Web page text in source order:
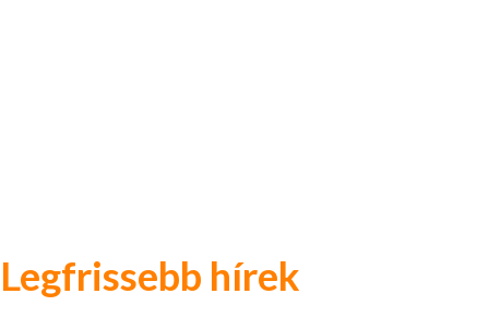
Legfrissebb hírek